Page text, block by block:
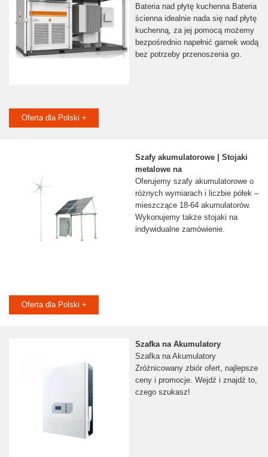
Bateria nad płytę kuchenna Bateria
ścienna idealnie nada się nad płytę
kuchenną, za jej pomocą możemy
bezpośrednio napełnić garnek wodą
bez potrzeby przenoszenia go.
Oferta dla Polski +
Szafy akumulatorowe | Stojaki
metalowe na
Oferujemy szafy akumulatorowe o
różnych wymiarach i liczbie półek –
mieszczące 18-64 akumulatorów.
Wykonujemy także stojaki na
indywidualne zamówienie.
Oferta dla Polski +
Szafka na Akumulatory
Szafka na Akumulatory
Zróżnicowany zbiór ofert, najlepsze
ceny i promocje. Wejdź i znajdź to,
czego szukasz!